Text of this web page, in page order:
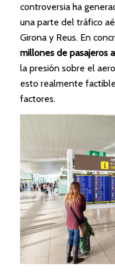
controversia ha
una parte del tráfico
Girona y Reus. En
millones de pasajeros
la presión sobre el
esto realmente
factores.